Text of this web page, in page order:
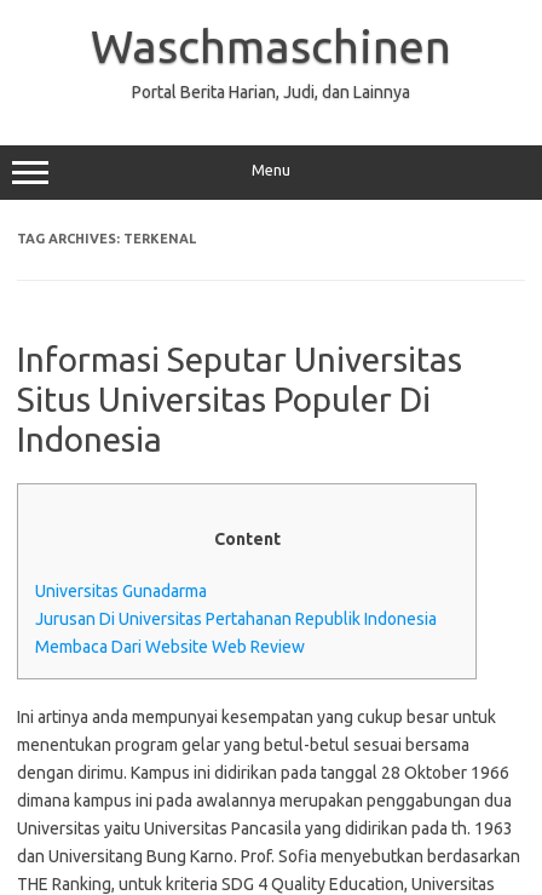
Waschmaschinen
Portal Berita Harian, Judi, dan Lainnya
Menu
TAG ARCHIVES: TERKENAL
Informasi Seputar Universitas
Situs Universitas Populer Di
Indonesia
Content
Universitas Gunadarma
Jurusan Di Universitas Pertahanan Republik Indonesia
Membaca Dari Website Web Review
Ini artinya anda mempunyai kesempatan yang cukup besar untuk
menentukan program gelar yang betul-betul sesuai bersama
dengan dirimu. Kampus ini didirikan pada tanggal 28 Oktober 1966
dimana kampus ini pada awalannya merupakan penggabungan dua
Universitas yaitu Universitas Pancasila yang didirikan pada th. 1963
dan Universitang Bung Karno. Prof. Sofia menyebutkan berdasarkan
THE Ranking, untuk kriteria SDG 4 Quality Education, Universitas